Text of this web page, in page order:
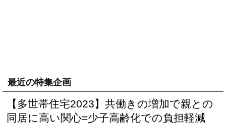
最近の特集企画
【多世帯住宅2023】共働きの増加で親との
同居に高い関心=少子高齢化での負担軽減